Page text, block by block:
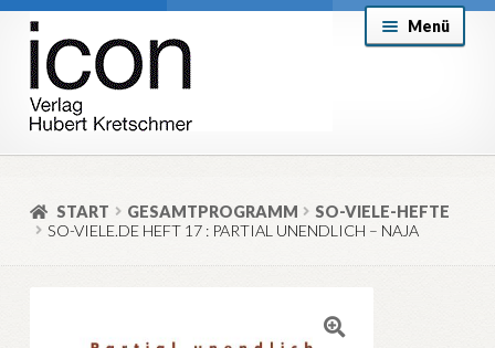
Zur
Navigation
springen
Zum
Inhalt
springen
Menü
About
Versand & Lieferung
START GESAMTPROGRAMM
SO-VIELE-HEFTE
SO-VIELE.DE HEFT 17 : PARTIAL UNENDLICH – NAJA